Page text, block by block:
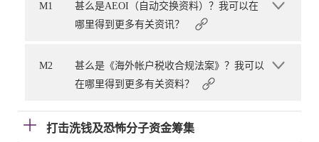
M1
甚么是AEOI（自动交换资料）？我可以在
哪里得到更多有关资讯？
M2
甚么是《海外帐户税收合规法案》？我可以
在哪里得到更多有关资料？
打击洗钱及恐怖分子资金筹集